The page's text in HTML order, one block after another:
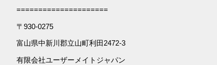
=====================
〒930-0275
富山県中新川郡立山町利田2472-3
有限会社ユーザーメイトジャパン